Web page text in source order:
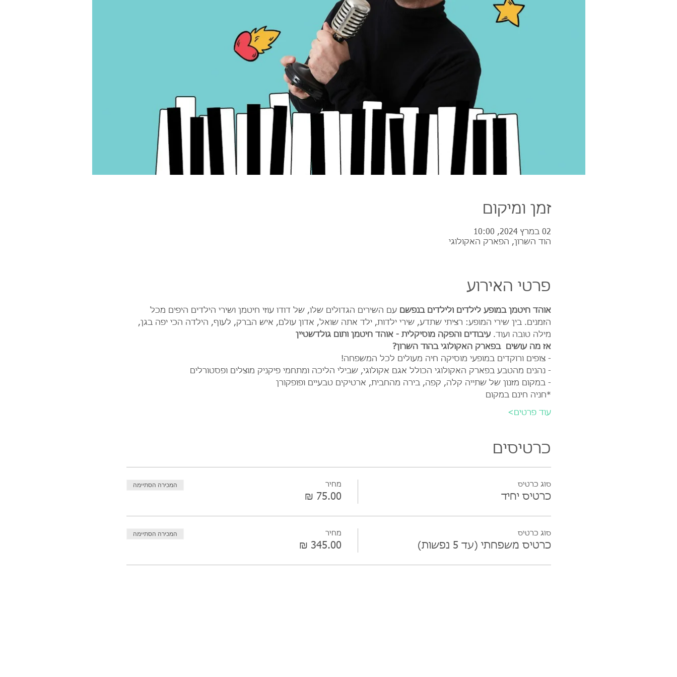
זמן ומיקום
02 במרץ 2024, 10:00
הוד השרון, הפארק האקולוגי
פרטי האירוע
אוהד חיטמן במופע לילדים ולילדים בנפשם עם השירים הגדולים שלו, של דודו עוזי חיטמן ושירי הילדים היפים מכל
הזמנים. בין שירי המופע: רציתי שתדע, שירי ילדות, ילד אתה שואל, אדון עולם, איש הברק, לעוף, הילדה הכי יפה בגן,
מילה טובה ועוד. עיבודים והפקה מוסיקלית - אוהד חיטמן ותום גולדשטיין
אז מה עושים  בפארק האקולוגי בהוד השרון?
- צופים ורוקדים במופעי מוסיקה חיה מעולים לכל המשפחה!
- נהנים מהטבע בפארק האקולוגי הכולל אגם אקולוגי, שבילי הליכה ומתחמי פיקניק מוצלים ופסטורלים
- במקום מזנון של שתייה קלה, קפה, בירה מהחבית, ארטיקים טבעיים ופופקורן
*חניה חינם במקום
עוד פרטים>
כרטיסים
סוג כרטיס
כרטיס יחיד
מחיר המכירה הסתיימה
סוג כרטיס
כרטיס משפחתי (עד 5 נפשות)
מחיר המכירה הסתיימה